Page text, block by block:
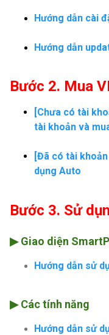
Hướng dẫn cài
Hướng dẫn
Bước 2. Mua
[Chưa có tài
tài khoản và
[Đã có tài
dụng Auto
Bước 3. Sử
▶ Giao diện
Hướng dẫn sử
▶Các tính năng
Hướng dẫn sử